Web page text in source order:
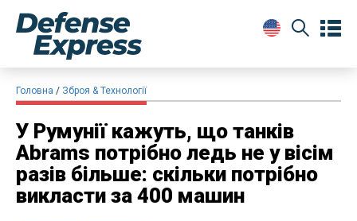
Головна Зброя & Технології
У Румунії кажуть, що танків
Abrams потрібно ледь не у вісім
разів більше: скільки потрібно
викласти за 400 машин